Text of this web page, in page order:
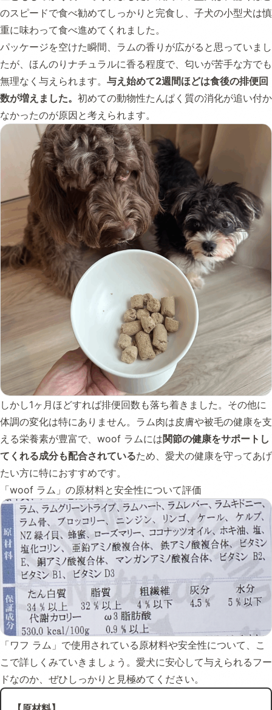
のスピードで食べ勧めてしっかりと完食し、子犬の小型犬は慎
重に味わって食べ進めてくれました。
パッケージを空けた瞬間、ラムの香りが広がると思っていまし
たが、ほんのりナチュラルに香る程度で、匂いが苦手な方でも
無理なく与えられます。 与え始めて2週間ほどは食後の排便回
数が増えました。 初めての動物性たんぱく質の消化が追い付か
なかったのが原因と考えられます。
しかし1ヶ月ほどすれば排便回数も落ち着きました。その他に
体調の変化は特にありません。ラム肉は皮膚や被毛の健康を支
える栄養素が豊富で、woof ラムには関節の健康をサポートし
てくれる成分も配合されているため、愛犬の健康を守ってあげ
たい方に特におすすめです。
「woof ラム」の原材料と安全性について評価
「ワフ ラム」で使用されている原材料や安全性について、こ
こで詳しくみていきましょう。愛犬に安心して与えられるフー
ドなのか、ぜひしっかりと見極めてください。